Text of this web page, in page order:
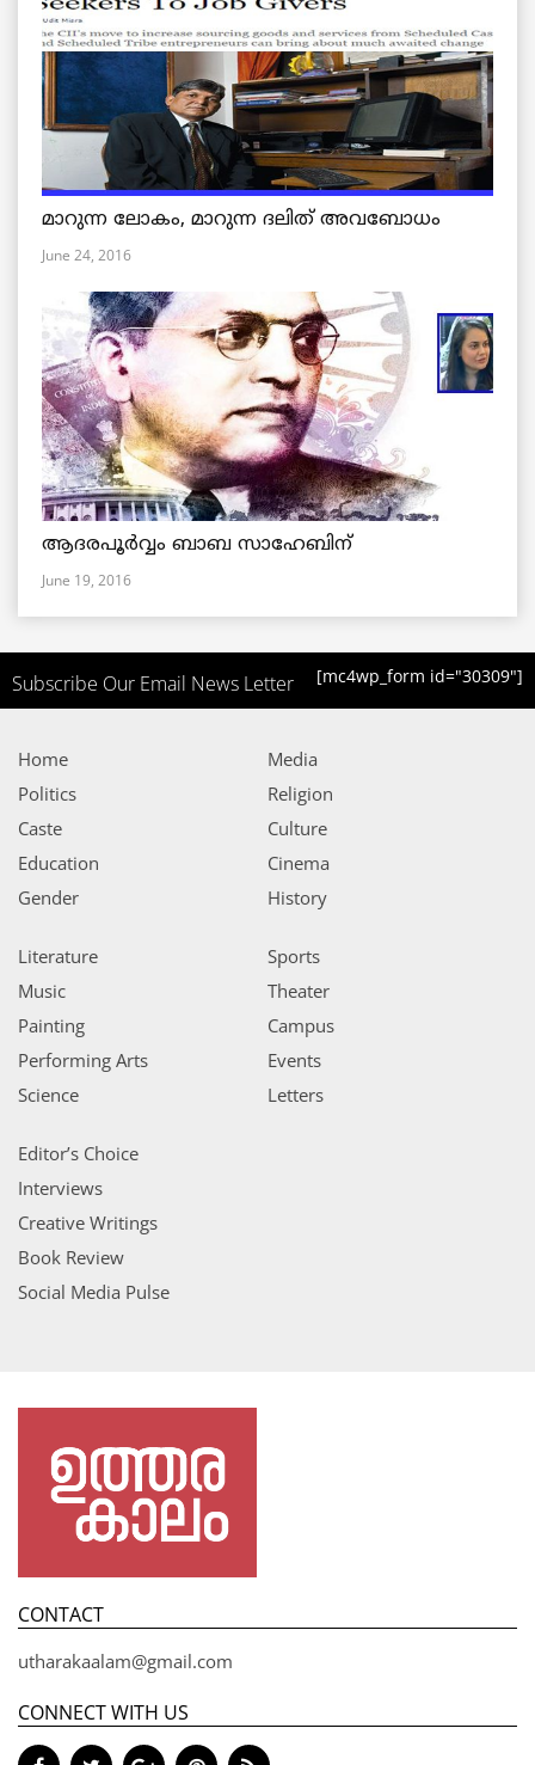
മാറുന്ന ലോകം, മാറുന്ന ദലിത് അവബോധം
June 24, 2016
ആദരപൂര്‍വ്വം ബാബ സാഹേബിന്
June 19, 2016
Subscribe Our Email News Letter [mc4wp_form id="30309"]
Home
Politics
Caste
Education
Gender
Media
Religion
Culture
Cinema
History
Literature
Music
Painting
Performing Arts
Science
Sports
Theater
Campus
Events
Letters
Editor’s Choice
Interviews
Creative Writings
Book Review
Social Media Pulse
CONTACT
utharakaalam@gmail.com
CONNECT WITH US